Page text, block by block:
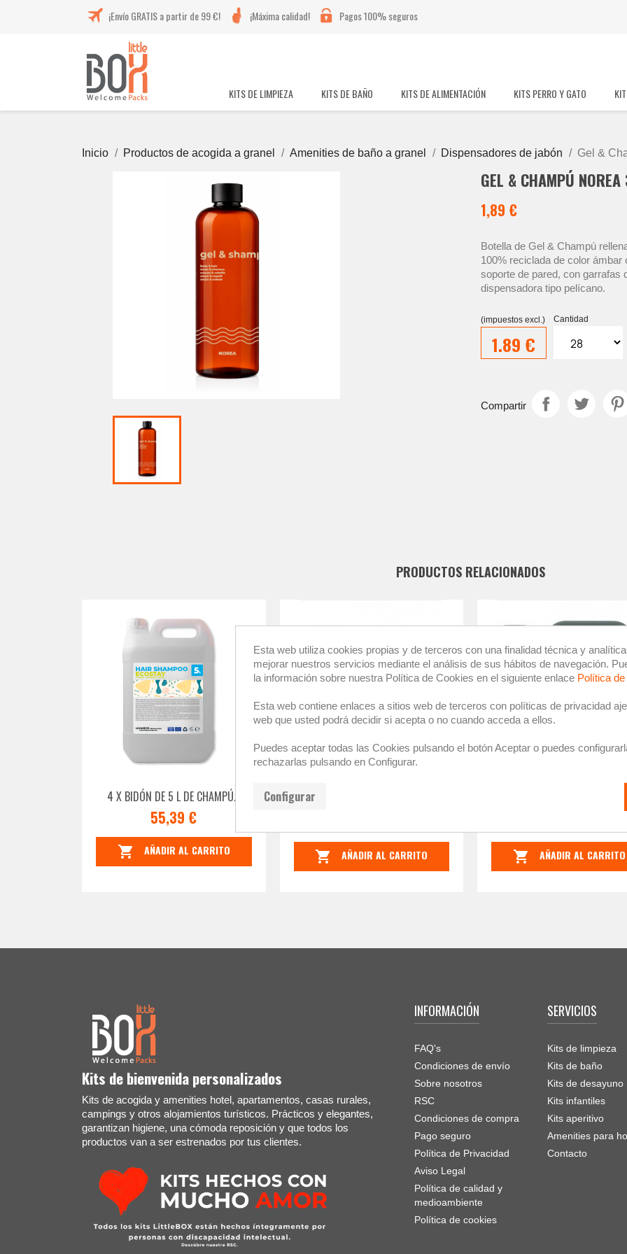
¡Envío GRATIS a partir de 99 €! ¡Máxima calidad! Pagos 100% seguros
KITS DE LIMPIEZA KITS DE BAÑO KITS DE ALIMENTACIÓN KITS PERRO Y GATO
Inicio Productos de acogida a granel Amenities de baño a granel Dispensadores de jabón Gel &
GEL & CHAMPÚ
1,89 €
Botella de Gel & Champú
100% reciclada de color
soporte de pared, con garrafas
dispensadora tipo pelícano.
(impuestos excl.)
1.89 €
Cantidad
Compartir
4 X BIDÓN DE 5 L DE CHAMPÚ...
55,39 €
 AÑADIR AL CARRITO
SOPORTE CON TORNILLOS PARA...
 AÑADIR AL CARRITO  AÑADIR AL CARRITO
Kits de bienvenida personalizados
Kits de acogida y amenities hotel, apartamentos, casas rurales,
campings y otros alojamientos turísticos. Prácticos y elegantes,
garantizan higiene, una cómoda reposición y que todos los
productos van a ser estrenados por tus clientes.
INFORMACIÓN
FAQ's
Condiciones de envío
Sobre nosotros
RSC
Condiciones de compra
Pago seguro
Política de Privacidad
Aviso Legal
Política de calidad y
medioambiente
Política de cookies
SERVICIOS
Kits de limpieza
Kits de baño
Kits de desayuno
Kits infantiles
Kits aperitivo
Amenities para
Contacto
Esta web utiliza cookies propias y de terceros con una finalidad técnica y
mejorar nuestros servicios mediante el análisis de sus hábitos de navegación.
la información sobre nuestra Política de Cookies en el siguiente enlace Política
Esta web contiene enlaces a sitios web de terceros con políticas de privacidad
web que usted podrá decidir si acepta o no cuando acceda a ellos.
Puedes aceptar todas las Cookies pulsando el botón Aceptar o puedes
rechazarlas pulsando en Configurar.
Configurar